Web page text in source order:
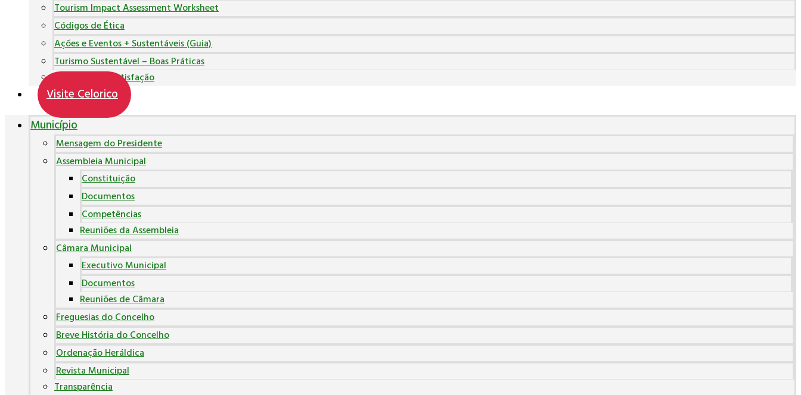
Tourism Impact Assessment Worksheet
Códigos de Ética
Ações e Eventos + Sustentáveis (Guia)
Turismo Sustentável – Boas Práticas
Inquéritos de Satisfação
Visite Celorico
Município
Mensagem do Presidente
Assembleia Municipal
Constituição
Documentos
Competências
Reuniões da Assembleia
Câmara Municipal
Executivo Municipal
Documentos
Reuniões de Câmara
Freguesias do Concelho
Breve História do Concelho
Ordenação Heráldica
Revista Municipal
Transparência